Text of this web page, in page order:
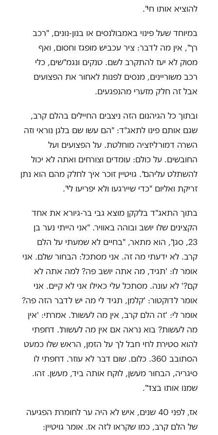
להוציא אותו חי".
במיוחד שעל פינוי באמבולנסים או בנון-נונים, "רכב
רך", אין מה לדבר: ציר עכביש מופגז וחסום, ואף
מסוק לא יעז להתקרב לשם. טנקים ונגמ"שים, כלי
רכב משוריינים, מנסים לפנות לאחור את הפצועים
אבל זה חלק מזערי מהנפגעים.
ובתוך כל הגיהנום הזה ניצבים החיילים בהלם קרב,
שגם אותם פינו לתאג"ד: "הם עשו שם בלגן נוראי וזה
השרה דמורליזציה מוחלטת. על הפצועים ועל
החובשים. על כולם: עומדים וצורחים ואתה לא יכול
להשתלט עליהם". גויטיין זוכר איך לחלק מהם הוא נתן
זריקת ואליום "כדי שיירגעו ולא יפריעו לי".
בתוך התאג"ד בלקקן מוצא גבי בר-גיורא את אחד
הקצינים שלו יושב ובוהה באוויר. "אני הייתי נער בן
23, סגן", הוא מתאר, "בחיים לא שמעתי על הלם
קרב. לא ידעתי מה זה. אני מסתכל: הבחור שלם. אני
אומר לו: 'תגיד, מה אתה יושב פה? למה אתה לא
קם?' לא עונה. מסתכל עלי כאילו אני לא קיים. אני
אומר לדוקטור: 'קלמן, תגיד לי מה יש לדבר הזה פה?
אומר לי: 'זה הלם קרב, אין מה לעשות'. אמרתי: 'אין
מה לעשות? בוא נראה אם אין מה לעשות'. דחפתי
להוא סטירת לחי חבל לך על הזמן, הראש שלו כמעט
הסתובב 360. כלום. שום דבר לא עוזר. דחפתי לו
סיגריה, הבחור מעשן, לוקח אותה ביד, מעשן. זהו.
שמנו אותו בצד".
אז, לפני 40 שנים, איש לא היה ער לחומרת הפגיעה
של הלם קרב, כמו שקראו לזה אז. אומר גויטיין: